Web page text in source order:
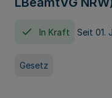
In Kraft Seit 01.
Gesetz